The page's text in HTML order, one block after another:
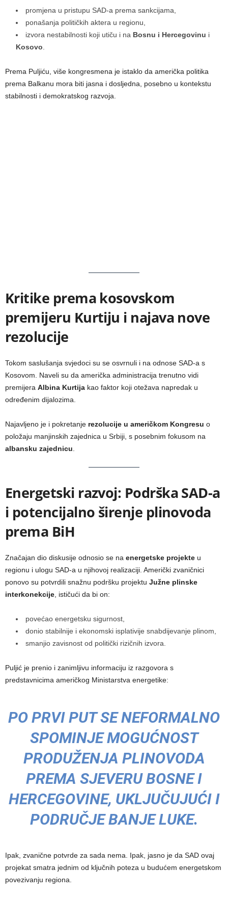
promjena u pristupu SAD-a prema sankcijama,
ponašanja političkih aktera u regionu,
izvora nestabilnosti koji utiču i na Bosnu i Hercegovinu i
Kosovo.
Prema Puljiću, više kongresmena je istaklo da američka politika
prema Balkanu mora biti jasna i dosljedna, posebno u kontekstu
stabilnosti i demokratskog razvoja.
Kritike prema kosovskom
premijeru Kurtiju i najava nove
rezolucije
Tokom saslušanja svjedoci su se osvrnuli i na odnose SAD-a s
Kosovom. Naveli su da američka administracija trenutno vidi
premijera Albina Kurtija kao faktor koji otežava napredak u
određenim dijalozima.
Najavljeno je i pokretanje rezolucije u američkom Kongresu o
položaju manjinskih zajednica u Srbiji, s posebnim fokusom na
albansku zajednicu.
Energetski razvoj: Podrška SAD-a
i potencijalno širenje plinovoda
prema BiH
Značajan dio diskusije odnosio se na energetske projekte u
regionu i ulogu SAD-a u njihovoj realizaciji. Američki zvaničnici
ponovo su potvrdili snažnu podršku projektu Južne plinske
interkonekcije, ističući da bi on:
povećao energetsku sigurnost,
donio stabilnije i ekonomski isplativije snabdijevanje plinom,
smanjio zavisnost od politički rizičnih izvora.
Puljić je prenio i zanimljivu informaciju iz razgovora s
predstavnicima američkog Ministarstva energetike:
PO PRVI PUT SE NEFORMALNO
SPOMINJE MOGUĆNOST
PRODUŽENJA PLINOVODA
PREMA SJEVERU BOSNE I
HERCEGOVINE, UKLJUČUJUĆI I
PODRUČJE BANJE LUKE.
Ipak, zvanične potvrde za sada nema. Ipak, jasno je da SAD ovaj
projekat smatra jednim od ključnih poteza u budućem energetskom
povezivanju regiona.